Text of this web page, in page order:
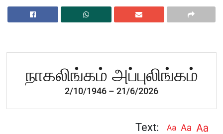
நாகலிங்கம் அப்புலிங்கம்
2/10/1946 – 21/6/2026
Text: